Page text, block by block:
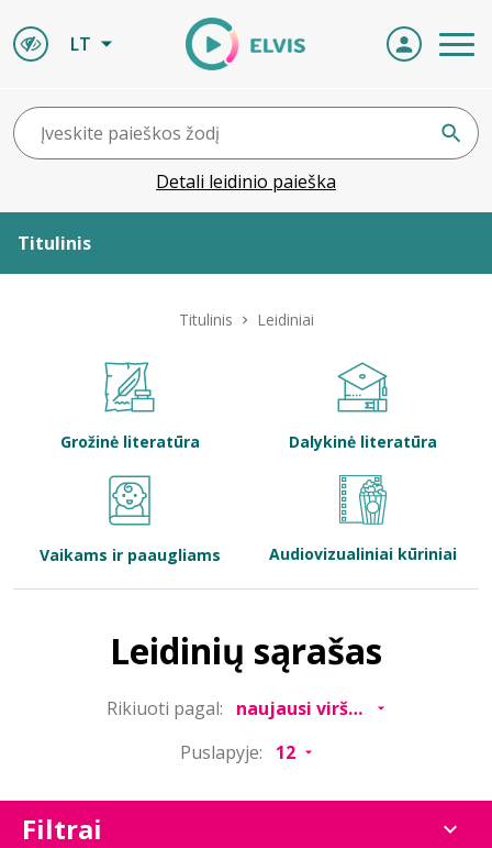
LT
Detali leidinio paieška
Titulinis
Bibliotekoms
Titulinis Leidiniai
Grožinė literatūra Dalykinė literatūra
Vaikams ir paaugliams Audiovizualiniai kūriniai
Leidinių sąrašas
Rikiuoti pagal:
Puslapyje:
Filtrai